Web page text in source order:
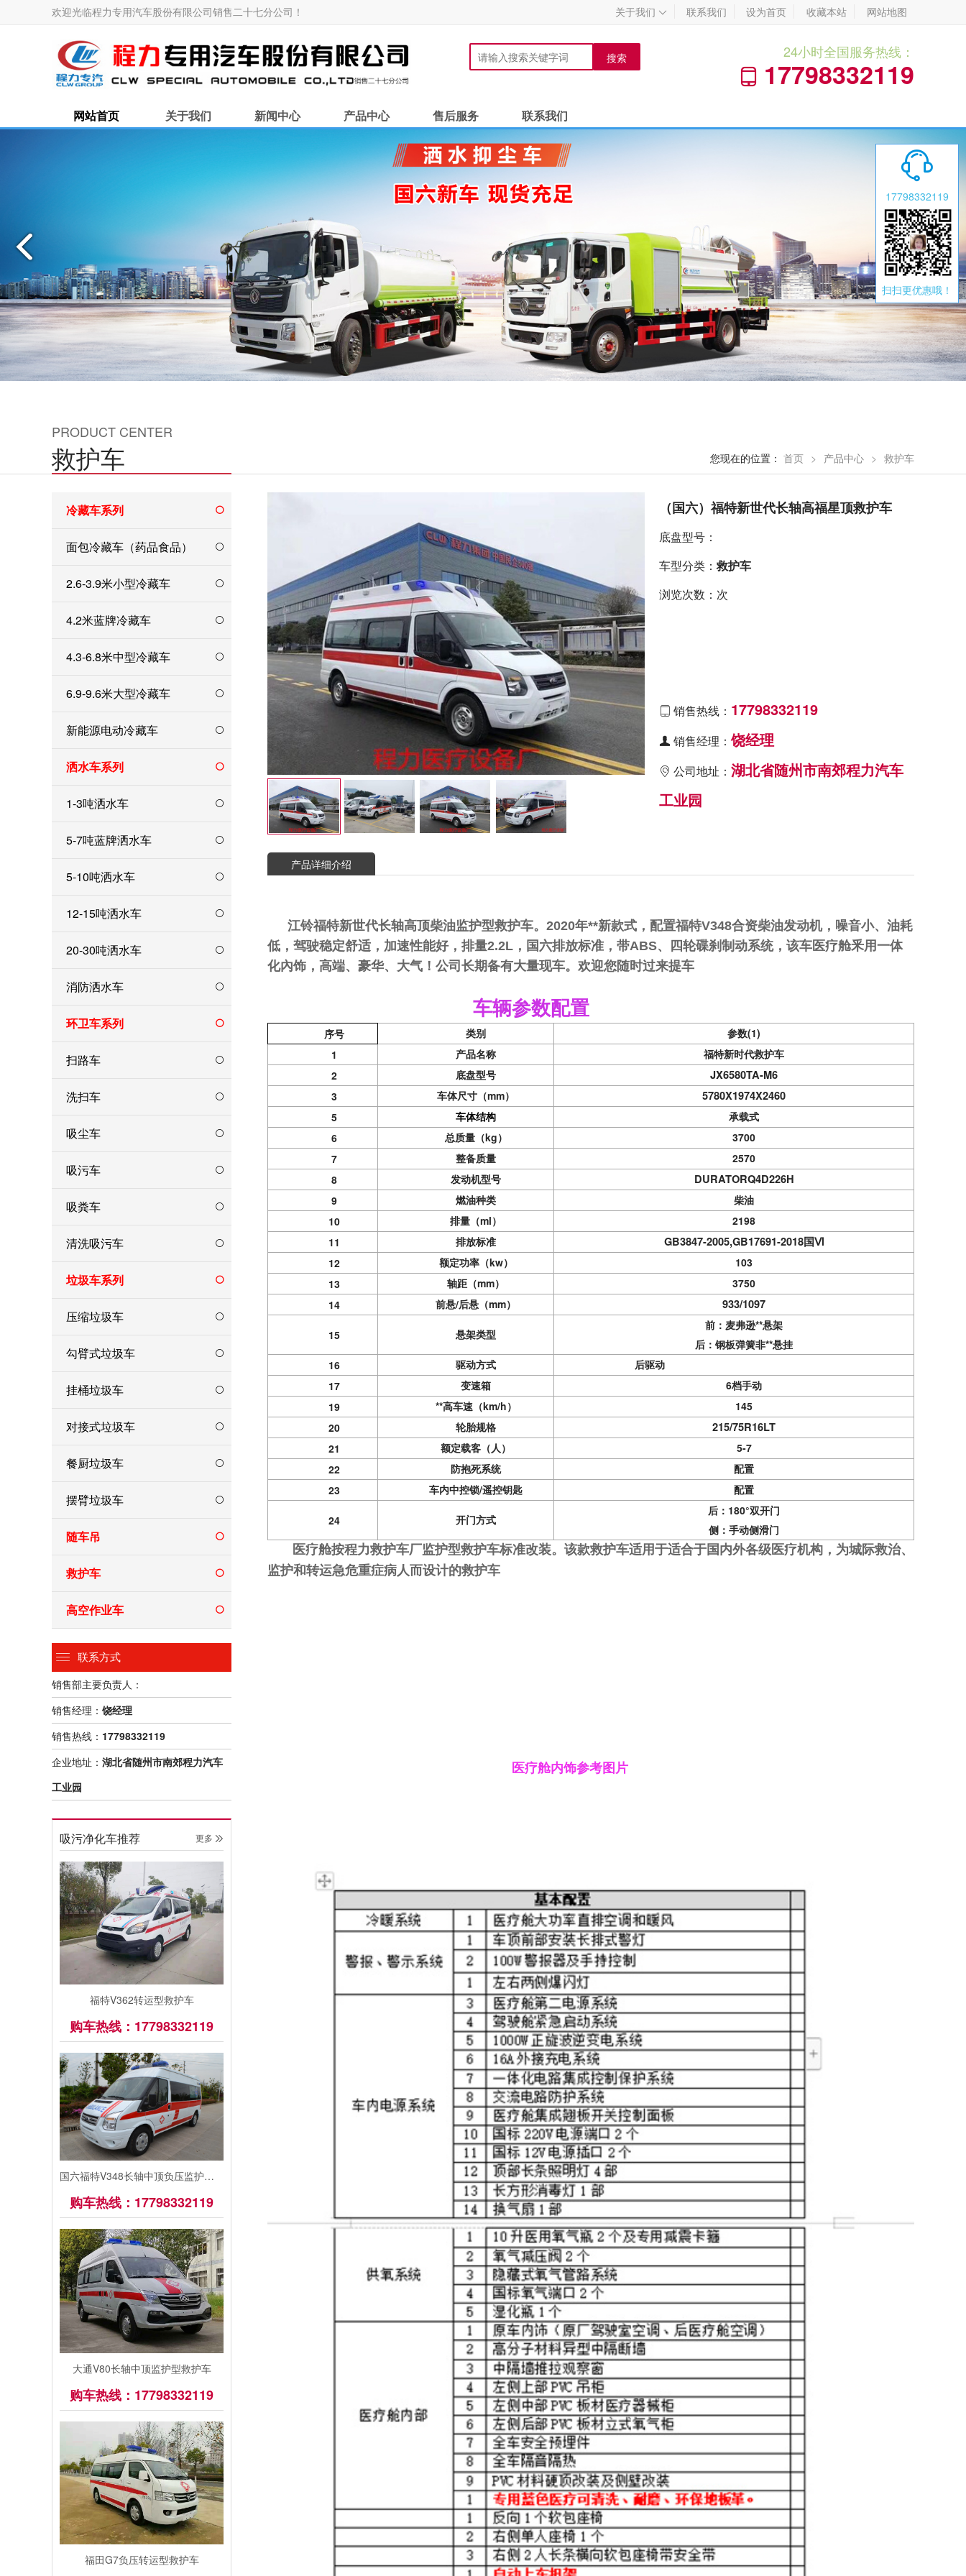
欢迎光临程力专用汽车股份有限公司销售二十七分公司！ 关于我们  联系我们 设为首页 收藏本站 网站地图
搜索
24小时全国服务热线：
 17798332119
网站首页 关于我们 新闻中心 产品中心 售后服务 联系我们
PRODUCT CENTER
救护车 您现在的位置： 首页 > 产品中心 > 救护车
冷藏车系列
面包冷藏车（药品食品）
2.6-3.9米小型冷藏车
4.2米蓝牌冷藏车
4.3-6.8米中型冷藏车
6.9-9.6米大型冷藏车
新能源电动冷藏车
洒水车系列
1-3吨洒水车
5-7吨蓝牌洒水车
5-10吨洒水车
12-15吨洒水车
20-30吨洒水车
消防洒水车
环卫车系列
扫路车
洗扫车
吸尘车
吸污车
吸粪车
清洗吸污车
垃圾车系列
压缩垃圾车
勾臂式垃圾车
挂桶垃圾车
对接式垃圾车
餐厨垃圾车
摆臂垃圾车
随车吊
救护车
高空作业车
联系方式
销售部主要负责人：
销售经理： 饶经理
销售热线： 17798332119
企业地址： 湖北省随州市南郊程力汽车
工业园
吸污净化车推荐 更多 
福特V362转运型救护车
购车热线：17798332119
国六福特V348长轴中顶负压监护型救护车
购车热线：17798332119
大通V80长轴中顶监护型救护车
购车热线：17798332119
福田G7负压转运型救护车
（国六）福特新世代长轴高福星顶救护车
底盘型号：
车型分类：救护车
浏览次数：次
 销售热线： 17798332119
 销售经理： 饶经理
 公司地址： 湖北省随州市南郊程力汽车
工业园
产品详细介绍
江铃福特新世代长轴高顶柴油监护型救护车。2020年**新款式，配置福特V348合资柴油发动机，噪音小、油耗
低，驾驶稳定舒适，加速性能好，排量2.2L，国六排放标准，带ABS、四轮碟刹制动系统，该车医疗舱釆用一体
化內饰，高端、豪华、大气！公司长期备有大量现车。欢迎您随时过来提车
车辆参数配置
序号 类别 参数(1)
1
产品名称
福特新时代救护车
2
底盘型号 JX6580TA-M6
3 车体尺寸（mm） 5780X1974X2460
5 车体结构
承载式
6
总质量（kg）
3700
7
整备质量
2570
8
发动机型号 DURATORQ4D226H
9 燃油种类
柴油
10
排量（ml）
2198
11
排放标准 GB3847-2005,GB17691-2018国Ⅵ
12 额定功率（kw）
103
13
轴距（mm）
3750
14
前悬/后悬（mm） 933/1097
15 悬架类型
前：麦弗逊**悬架
后：钢板弹簧非**悬挂
16
驱动方式 后驱动
17
变速箱 6档手动
19
**高车速（km/h）
145
20
轮胎规格 215/75R16LT
21 额定载客（人）
5-7
22
防抱死系统
配置
23
车内中控锁/遥控钥匙 配置
24 开门方式
后：180°双开门
侧：手动侧滑门
医疗舱按程力救护车厂监护型救护车标准改装。该款救护车适用于适合于国内外各级医疗机构，为城际救治、
监护和转运急危重症病人而设计的救护车
医疗舱内饰参考图片

17798332119
扫扫更优惠哦！